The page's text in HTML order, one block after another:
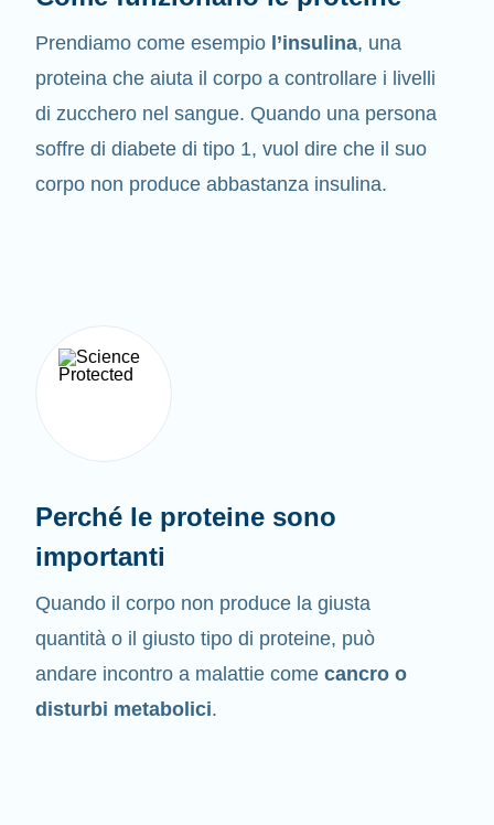
Prendiamo come esempio l’insulina, una
proteina che aiuta il corpo a controllare i livelli
di zucchero nel sangue. Quando una persona
soffre di diabete di tipo 1, vuol dire che il suo
corpo non produce abbastanza insulina.
Perché le proteine sono
importanti
Quando il corpo non produce la giusta
quantità o il giusto tipo di proteine, può
andare incontro a malattie come cancro o
disturbi metabolici.